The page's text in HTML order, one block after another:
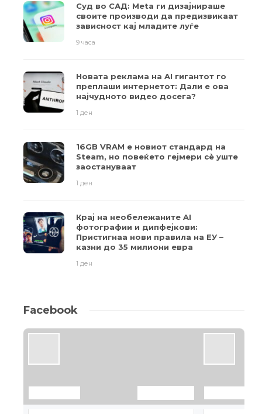
Суд во САД: Meta ги дизајнираше
своите производи да предизвикаат
зависност кај младите луѓе
9 часа
Новата реклама на AI гигантот го
преплаши интернетот: Дали е ова
најчудното видео досега?
1 ден
16GB VRAM е новиот стандард на
Steam, но повеќето гејмери ​​сè уште
заостануваат
1 ден
Крај на необележаните AI
фотографии и дипфејкови:
Пристигнаа нови правила на ЕУ –
казни до 35 милиони евра
1 ден
Facebook